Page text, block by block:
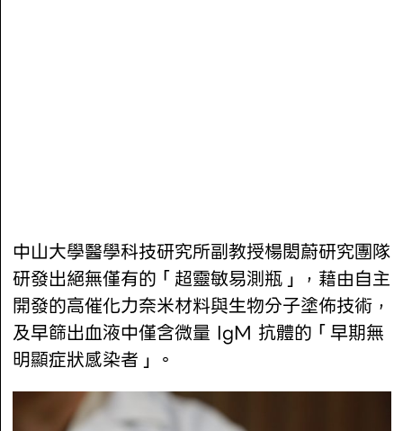
中山大學醫學科技研究所副教授楊閎蔚研究團隊
研發出絕無僅有的「超靈敏易測瓶」，藉由自主
開發的高催化力奈米材料與生物分子塗佈技術，
及早篩出血液中僅含微量 IgM 抗體的「早期無
明顯症狀感染者」。